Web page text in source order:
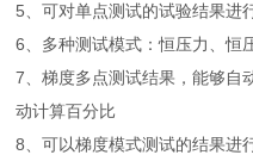
5、可对单点测试的试验结果进
6、多种测试模式：恒压力、恒
7、梯度多点测试结果，能够自
动计算百分比
8、可以梯度模式测试的结果进